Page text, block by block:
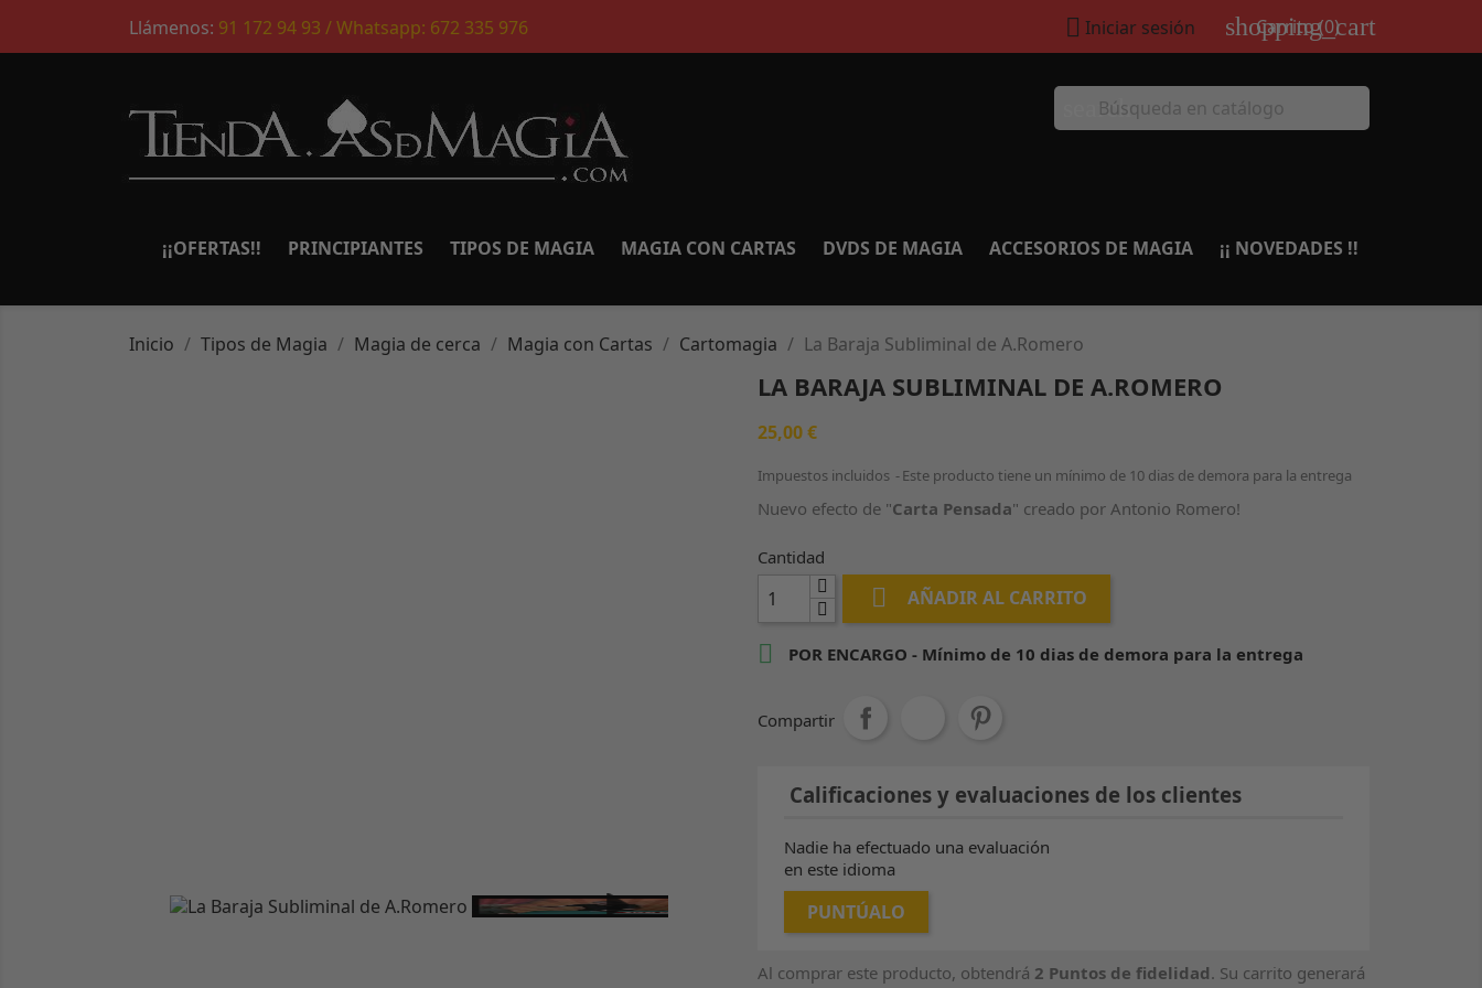
Llámenos: 91 172 94 93 / Whatsapp: 672 335 976  Iniciar sesión shopping_cart
Carrito(0)
search
¡¡OFERTAS!! PRINCIPIANTES TIPOS DE MAGIA MAGIA CON CARTAS DVDS DE MAGIA ACCESORIOS DE MAGIA ¡¡ NOVEDADES !!
Inicio Tipos de Magia Magia de cerca Magia con Cartas Cartomagia La Baraja Subliminal de A.Romero
LA BARAJA SUBLIMINAL DE A.ROMERO
25,00 €
Impuestos incluidos Este producto tiene un mínimo de 10 dias de demora para la entrega
Nuevo efecto de "Carta Pensada" creado por Antonio Romero!
Cantidad
 AÑADIR AL CARRITO
 POR ENCARGO - Mínimo de 10 dias de demora para la entrega
Compartir
Calificaciones y evaluaciones de los clientes
Nadie ha efectuado una evaluación
en este idioma
PUNTÚALO
Al comprar este producto, obtendrá 2 Puntos de fidelidad. Su carrito generará